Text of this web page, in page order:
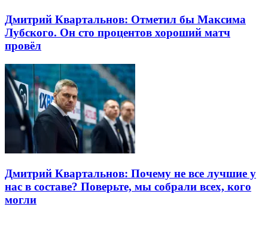
Дмитрий Квартальнов: Отметил бы Максима
Лубского. Он сто процентов хороший матч
провёл
Дмитрий Квартальнов: Почему не все лучшие у
нас в составе? Поверьте, мы собрали всех, кого
могли